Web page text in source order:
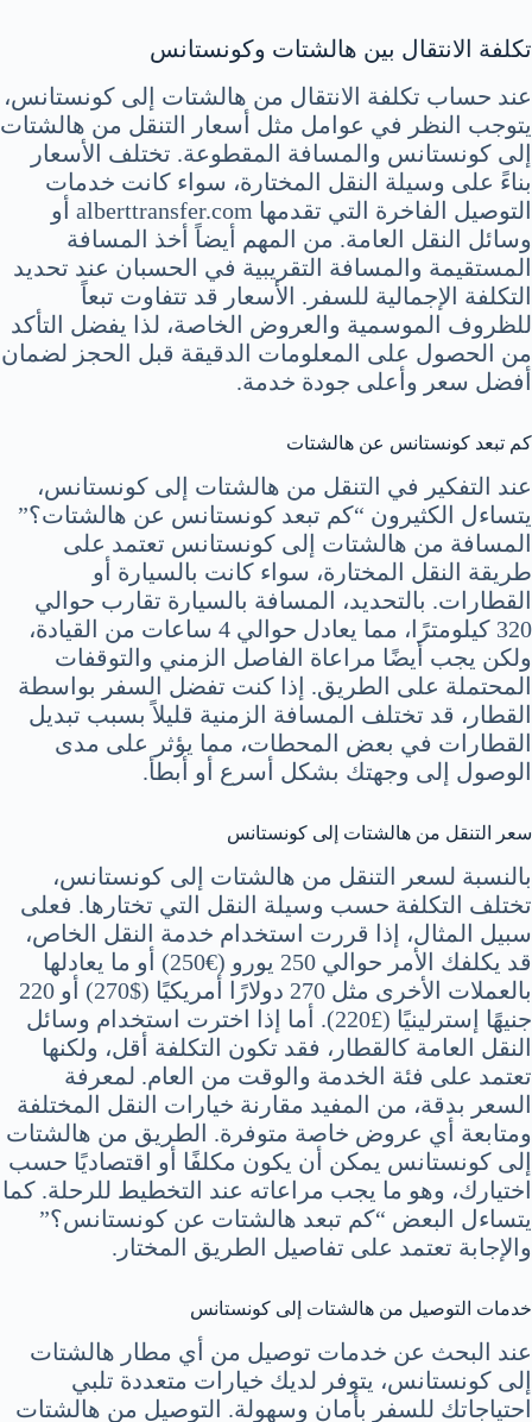
تكلفة الانتقال بين هالشتات وكونستانس
عند حساب تكلفة الانتقال من هالشتات إلى كونستانس،
يتوجب النظر في عوامل مثل أسعار التنقل من هالشتات
إلى كونستانس والمسافة المقطوعة. تختلف الأسعار
بناءً على وسيلة النقل المختارة، سواء كانت خدمات
التوصيل الفاخرة التي تقدمها alberttransfer.com أو
وسائل النقل العامة. من المهم أيضاً أخذ المسافة
المستقيمة والمسافة التقريبية في الحسبان عند تحديد
التكلفة الإجمالية للسفر. الأسعار قد تتفاوت تبعاً
للظروف الموسمية والعروض الخاصة، لذا يفضل التأكد
من الحصول على المعلومات الدقيقة قبل الحجز لضمان
أفضل سعر وأعلى جودة خدمة.
كم تبعد كونستانس عن هالشتات
عند التفكير في التنقل من هالشتات إلى كونستانس،
يتساءل الكثيرون “كم تبعد كونستانس عن هالشتات؟”
المسافة من هالشتات إلى كونستانس تعتمد على
طريقة النقل المختارة، سواء كانت بالسيارة أو
القطارات. بالتحديد، المسافة بالسيارة تقارب حوالي
320 كيلومترًا، مما يعادل حوالي 4 ساعات من القيادة،
ولكن يجب أيضًا مراعاة الفاصل الزمني والتوقفات
المحتملة على الطريق. إذا كنت تفضل السفر بواسطة
القطار، قد تختلف المسافة الزمنية قليلاً بسبب تبديل
القطارات في بعض المحطات، مما يؤثر على مدى
الوصول إلى وجهتك بشكل أسرع أو أبطأ.
سعر التنقل من هالشتات إلى كونستانس
بالنسبة لسعر التنقل من هالشتات إلى كونستانس،
تختلف التكلفة حسب وسيلة النقل التي تختارها. فعلى
سبيل المثال، إذا قررت استخدام خدمة النقل الخاص،
قد يكلفك الأمر حوالي 250 يورو (€250) أو ما يعادلها
بالعملات الأخرى مثل 270 دولارًا أمريكيًا ($270) أو 220
جنيهًا إسترلينيًا (£220). أما إذا اخترت استخدام وسائل
النقل العامة كالقطار، فقد تكون التكلفة أقل، ولكنها
تعتمد على فئة الخدمة والوقت من العام. لمعرفة
السعر بدقة، من المفيد مقارنة خيارات النقل المختلفة
ومتابعة أي عروض خاصة متوفرة. الطريق من هالشتات
إلى كونستانس يمكن أن يكون مكلفًا أو اقتصاديًا حسب
اختيارك، وهو ما يجب مراعاته عند التخطيط للرحلة. كما
يتساءل البعض “كم تبعد هالشتات عن كونستانس؟”
والإجابة تعتمد على تفاصيل الطريق المختار.
خدمات التوصيل من هالشتات إلى كونستانس
عند البحث عن خدمات توصيل من أي مطار هالشتات
إلى كونستانس، يتوفر لديك خيارات متعددة تلبي
احتياجاتك للسفر بأمان وسهولة. التوصيل من هالشتات